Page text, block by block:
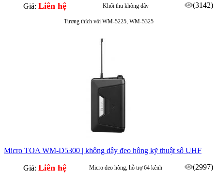
Giá: Liên hệ (3142)
Khối thu không dây
Tương thích với WM-5225, WM-5325
Micro TOA WM-D5300 | không dây đeo hông kỹ thuật số UHF
Giá: Liên hệ (2997)
Micro đeo hông, hỗ trợ 64 kênh